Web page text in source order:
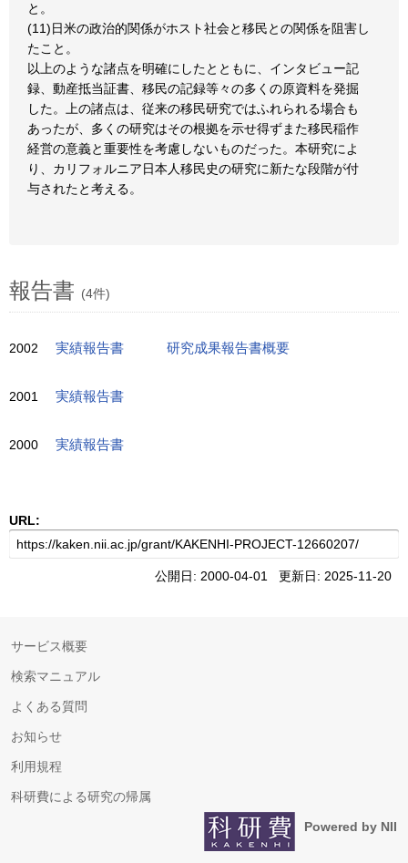
と。
(11)日米の政治的関係がホスト社会と移民との関係を阻害し
たこと。
以上のような諸点を明確にしたとともに、インタビュー記
録、動産抵当証書、移民の記録等々の多くの原資料を発掘
した。上の諸点は、従来の移民研究ではふれられる場合も
あったが、多くの研究はその根拠を示せ得ずまた移民稲作
経営の意義と重要性を考慮しないものだった。本研究によ
り、カリフォルニア日本人移民史の研究に新たな段階が付
与されたと考える。
報告書 (4件)
2002 実績報告書 研究成果報告書概要
2001 実績報告書
2000 実績報告書
URL:
公開日: 2000-04-01 更新日: 2025-11-20
サービス概要
検索マニュアル
よくある質問
お知らせ
利用規程
科研費による研究の帰属
Powered by NII